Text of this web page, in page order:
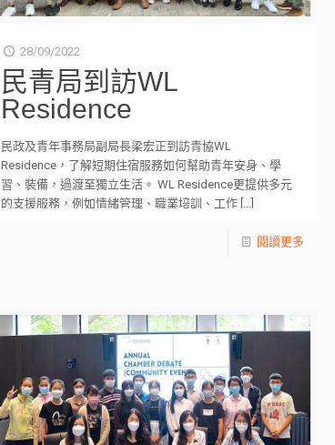
28/09/2022
民青局到訪WL
Residence
民政及青年事務局副局長梁宏正到訪青協WL
Residence，了解短期住宿服務如何幫助青年安身、學
習、裝備，過渡至獨立生活。 WL Residence更提供多元
的支援服務，例如情緒管理、職業培訓、工作[…]
閱讀更多